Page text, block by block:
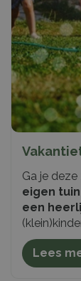
Ga je
eigen
een
Lees